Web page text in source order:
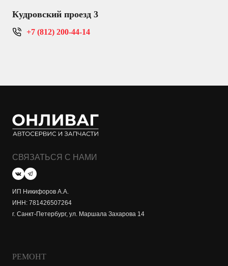
Кудровский проезд 3
+7 (812) 200-44-14
СВЯЗАТЬСЯ С НАМИ
ИП Никифоров А.А.
ИНН: 781426507264
г. Санкт-Петербург, ул. Маршала Захарова 14
РЕМОНТ